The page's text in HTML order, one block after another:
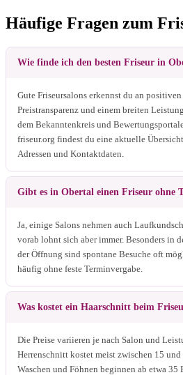
Häufige Fragen zum
Wie finde ich den besten Friseur in
Gute Friseursalons erkennst du an
Preistransparenz und einem breiten
dem Bekanntenkreis und
friseur.org findest du eine aktuelle
Adressen und Kontaktdaten.
Gibt es in Obertal einen Friseur ohne
Ja, einige Salons nehmen auch
vorab lohnt sich aber immer. Besonders in
der Öffnung sind spontane Besuche oft
häufig ohne feste Terminvergabe.
Was kostet ein Haarschnitt beim
Die Preise variieren je nach Salon und
Herrenschnitt kostet meist zwischen 15
Waschen und Föhnen beginnen ab etwa